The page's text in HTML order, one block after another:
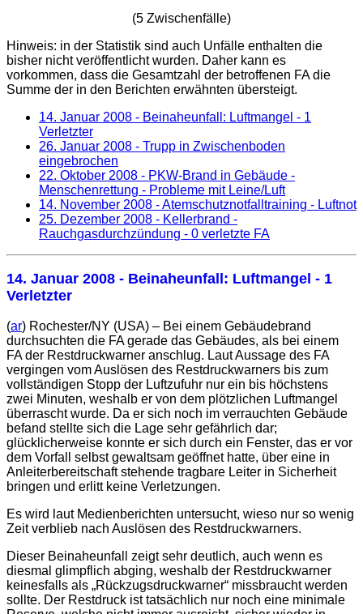
(5 Zwischenfälle)
Hinweis: in der Statistik sind auch Unfälle enthalten die
bisher nicht veröffentlicht wurden. Daher kann es
vorkommen, dass die Gesamtzahl der betroffenen FAdie
Summe der in den Berichten erwähnten übersteigt.
14. Januar 2008 - Beinaheunfall: Luftmangel - 1
Verletzter
26. Januar 2008 - Trupp in Zwischenboden
eingebrochen
22. Oktober 2008 - PKW-Brand in Gebäude -
Menschenrettung - Probleme mit Leine/Luft
14. November 2008 - Atemschutznotfalltraining - Luftnot
25. Dezember 2008 - Kellerbrand -
Rauchgasdurchzündung - 0 verletzte FA
14. Januar 2008 - Beinaheunfall: Luftmangel - 1
Verletzter
(ar) Rochester/NY (USA) – Bei einem Gebäudebrand
durchsuchten die FA gerade das Gebäudes, als bei einem
FA der Restdruckwarner anschlug. Laut Aussage des FA
vergingen vom Auslösen des Restdruckwarners bis zum
vollständigen Stopp der Luftzufuhr nur ein bis höchstens
zwei Minuten, weshalb er von dem plötzlichen Luftmangel
überrascht wurde. Da er sich noch im verrauchten Gebäude
befand stellte sich die Lage sehr gefährlich dar;
glücklicherweise konnte er sich durch ein Fenster, das er vor
dem Vorfall selbst gewaltsam geöffnet hatte, über eine in
Anleiterbereitschaft stehende tragbare Leiter in Sicherheit
bringen und erlitt keine Verletzungen.
Es wird laut Medienberichten untersucht, wieso nur so wenig
Zeit verblieb nach Auslösen des Restdruckwarners.
Dieser Beinaheunfall zeigt sehr deutlich, auch wenn es
diesmal glimpflich abging, weshalb der Restdruckwarner
keinesfalls als „Rückzugsdruckwarner“ missbraucht werden
sollte. Der Restdruck ist tatsächlich nur noch eine minimale